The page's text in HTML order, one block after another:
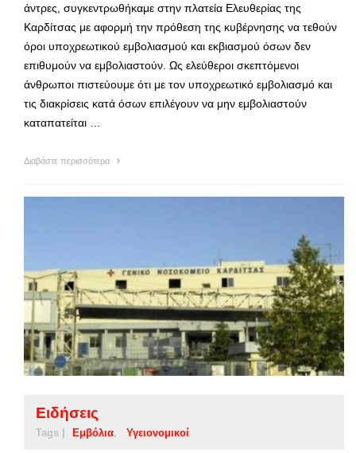
άντρες, συγκεντρωθήκαμε στην πλατεία Ελευθερίας της
Καρδίτσας με αφορμή την πρόθεση της κυβέρνησης να τεθούν
όροι υποχρεωτικού εμβολιασμού και εκβιασμού όσων δεν
επιθυμούν να εμβολιαστούν. Ως ελεύθεροι σκεπτόμενοι
άνθρωποι πιστεύουμε ότι με τον υποχρεωτικό εμβολιασμό και
τις διακρίσεις κατά όσων επιλέγουν να μην εμβολιαστούν
καταπατείται …
Διαβάστε περισσότερα
Ειδήσεις
Tags | Εμβόλια Υγειονομικοί